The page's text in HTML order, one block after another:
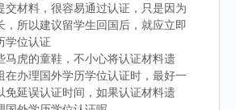
交材料，很容易通过认证，只是因为
，所以建议留学生回国后，就应立即
学位认证
虎的童鞋，不小心将认证材料遗
在办理国外学历学位认证时，最好一
免延误认证时间，如果认证材料遗